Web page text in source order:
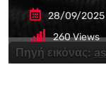
Πηγή εικόνας:
28/09/2025
260Views